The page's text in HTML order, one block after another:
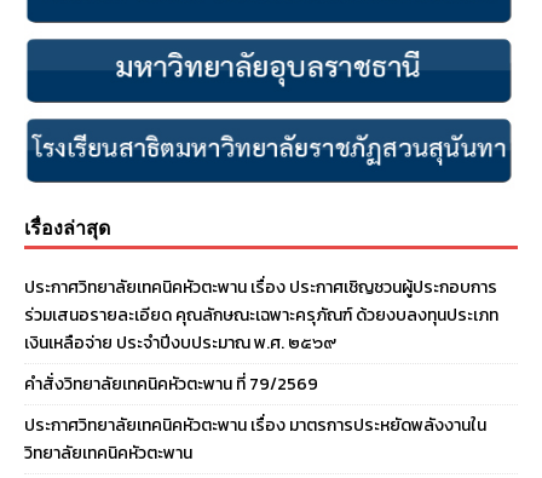
เรื่องล่าสุด
ประกาศวิทยาลัยเทคนิคหัวตะพาน เรื่อง ประกาศเชิญชวนผู้ประกอบการ
ร่วมเสนอรายละเอียด คุณลักษณะเฉพาะครุภัณฑ์ ด้วยงบลงทุนประเภท
เงินเหลือจ่าย ประจําปีงบประมาณ พ.ศ. ๒๕๖๙
คำสั่งวิทยาลัยเทคนิคหัวตะพาน ที่ 79/2569
ประกาศวิทยาลัยเทคนิคหัวตะพาน เรื่อง มาตรการประหยัดพลังงานใน
วิทยาลัยเทคนิคหัวตะพาน